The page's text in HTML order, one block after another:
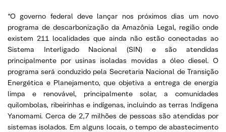
“O governo federal deve lançar nos próximos dias um novo
programa de descarbonização da Amazônia Legal, região onde
existem 211 localidades que ainda não estão conectadas ao
Sistema Interligado Nacional (SIN) e são atendidas
principalmente por usinas isoladas movidas a óleo diesel. O
programa será conduzido pela Secretaria Nacional de Transição
Energética e Planejamento, que objetiva a entrega de energia
limpa e renovável, principalmente solar, a comunidades
quilombolas, ribeirinhas e indígenas, incluindo as terras Indígena
Yanomami. Cerca de 2,7 milhões de pessoas são atendidas por
sistemas isolados. Em alguns locais, o tempo de abastecimento